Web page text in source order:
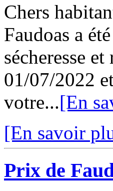
Chers
Faudoas a
sécheresse
01/07/2022
votre...[En
[En savoir
Prix de